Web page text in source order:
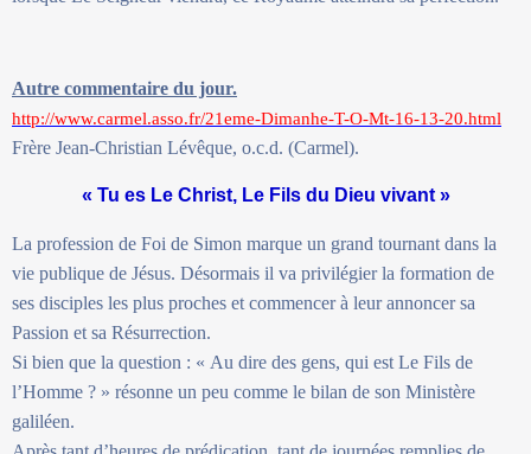
Autre commentaire du jour.
http://www.carmel.asso.fr/21eme-Dimanhe-T-O-Mt-16-13-20.html
Frère Jean-Christian Lévêque, o.c.d. (Carmel).
« Tu es Le Christ, Le Fils du Dieu vivant »
La profession de Foi de Simon marque un grand tournant dans la
vie publique de Jésus. Désormais il va privilégier la formation de
ses disciples les plus proches et commencer à leur annoncer sa
Passion et sa Résurrection.
Si bien que la question : « Au dire des gens, qui est Le Fils de
l’Homme ? » résonne un peu comme le bilan de son Ministère
galiléen.